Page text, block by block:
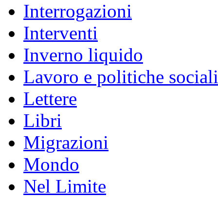
Interrogazioni
Interventi
Inverno liquido
Lavoro e politiche sociali
Lettere
Libri
Migrazioni
Mondo
Nel Limite